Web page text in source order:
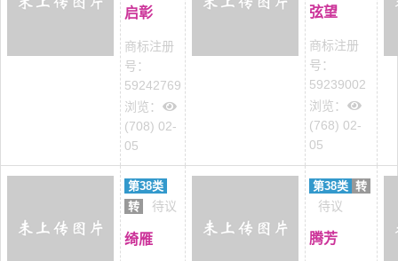
启彰
商标注册
号：
59242769
浏览：
(708) 02-
05
弦望
商标注册
号：
59239002
浏览：
(768) 02-
05
第38类
转
待议
绮雁
第38类 转
待议
腾芳